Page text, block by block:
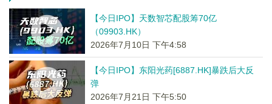
【今日IPO】天数智芯配股筹70亿
（09903.HK）
2026年7月10日 下午4:58
【今日IPO】东阳光药[6887.HK]暴跌后大反
弹
2026年7月21日 下午5:50